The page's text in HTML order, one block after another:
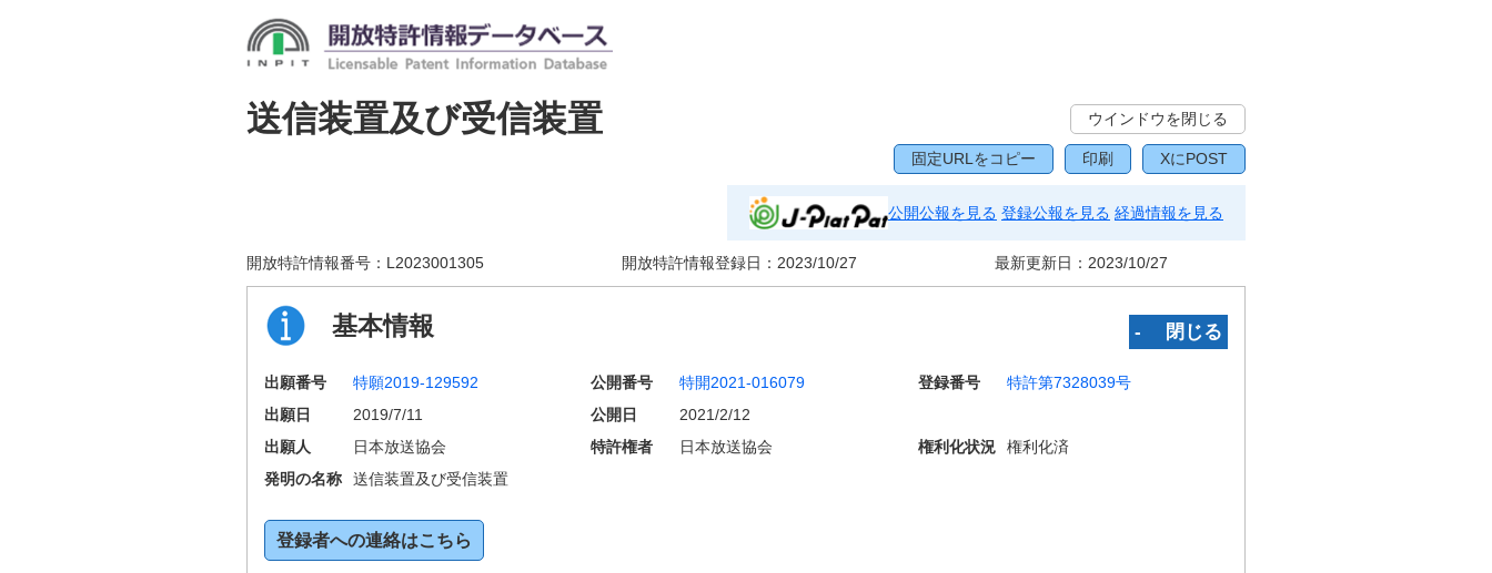
送信装置及び受信装置 ウインドウを閉じる
固定URLをコピー 印刷 XにPOST
公開公報を見る 登録公報を見る 経過情報を見る
開放特許情報番号： L2023001305 開放特許情報登録日： 2023/10/27 最新更新日： 2023/10/27
基本情報 ‐ 閉じる
出願番号 特願2019-129592 公開番号 特開2021-016079 登録番号
特許第7328039号
出願日
2019/7/11 公開日
2021/2/12
出願人
日本放送協会 特許権者 日本放送協会 権利化状況
権利化済
発明の名称
送信装置及び受信装置
登録者への連絡はこちら